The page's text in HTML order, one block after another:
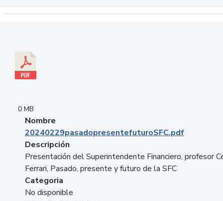
0 MB
Nombre
20240229pasadopresentefuturoSFC.pdf
Descripción
Presentación del Superintendente Financiero, profesor
Ferrari, Pasado, presente y futuro de la SFC
Categoria
No disponible